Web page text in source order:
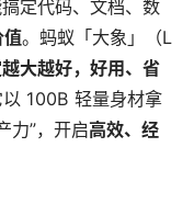
定代码、文档、数
值。蚂蚁「大象」（L
大越好，好用、省
以 100B 轻量身材拿
力”，开启高效、经